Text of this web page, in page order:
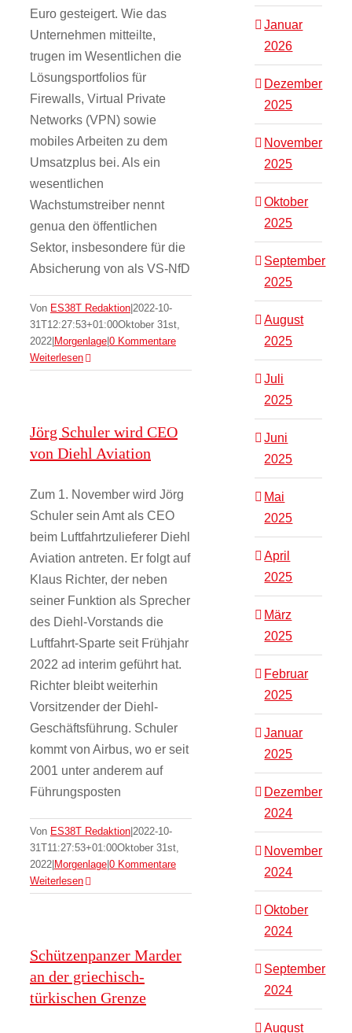
Euro gesteigert. Wie das
Unternehmen mitteilte,
trugen im Wesentlichen die
Lösungsportfolios für
Firewalls, Virtual Private
Networks (VPN) sowie
mobiles Arbeiten zu dem
Umsatzplus bei. Als ein
wesentlichen
Wachstumstreiber nennt
genua den öffentlichen
Sektor, insbesondere für die
Absicherung von als VS-NfD
Von ES38T Redaktion 2022-10-
31T12:27:53+01:00Oktober 31st,
2022 Morgenlage 0 Kommentare
Weiterlesen
Jörg Schuler wird CEO
von Diehl Aviation
Zum 1. November wird Jörg
Schuler sein Amt als CEO
beim Luftfahrtzulieferer Diehl
Aviation antreten. Er folgt auf
Klaus Richter, der neben
seiner Funktion als Sprecher
des Diehl-Vorstands die
Luftfahrt-Sparte seit Frühjahr
2022 ad interim geführt hat.
Richter bleibt weiterhin
Vorsitzender der Diehl-
Geschäftsführung. Schuler
kommt von Airbus, wo er seit
2001 unter anderem auf
Führungsposten
Von ES38T Redaktion 2022-10-
31T11:27:53+01:00Oktober 31st,
2022 Morgenlage 0 Kommentare
Weiterlesen
Schützenpanzer Marder
an der griechisch-
türkischen Grenze
Januar
2026
Dezember
2025
November
2025
Oktober
2025
September
2025
August
2025
Juli
2025
Juni
2025
Mai
2025
April
2025
März
2025
Februar
2025
Januar
2025
Dezember
2024
November
2024
Oktober
2024
September
2024
August